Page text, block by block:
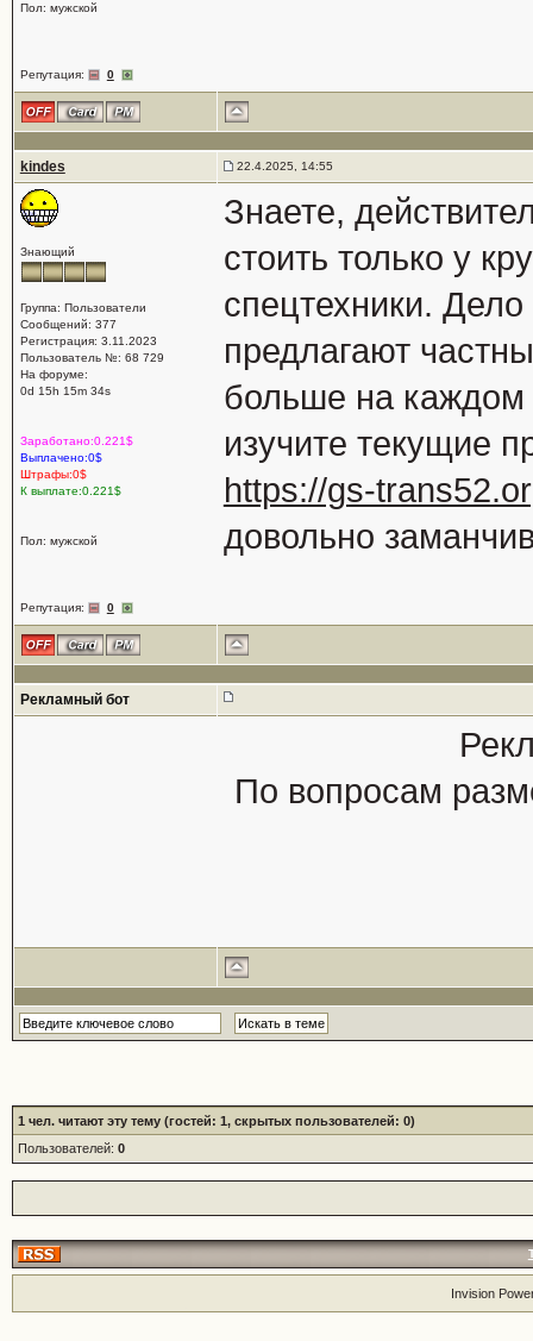
Пол: мужской
Репутация: 0
kindes 22.4.2025, 14:55
Знающий
Группа: Пользователи
Сообщений: 377
Регистрация: 3.11.2023
Пользователь №: 68 729
На форуме:
0d 15h 15m 34s
Заработано:0.221$
Выплачено:0$
Штрафы:0$
К выплате:0.221$
Пол: мужской
Репутация: 0
Знаете,
стоить только у
спецтехники.
предлагают
больше на каждом
изучите текущие
https://gs-
довольно
Рекламный бот
По вопросам
1 чел. читают эту тему (гостей: 1, скрытых пользователей: 0)
Пользователей: 0
Invision